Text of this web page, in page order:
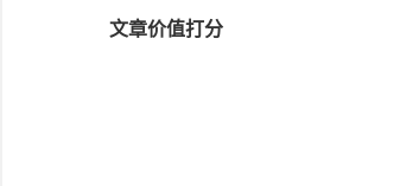
文章价值打分